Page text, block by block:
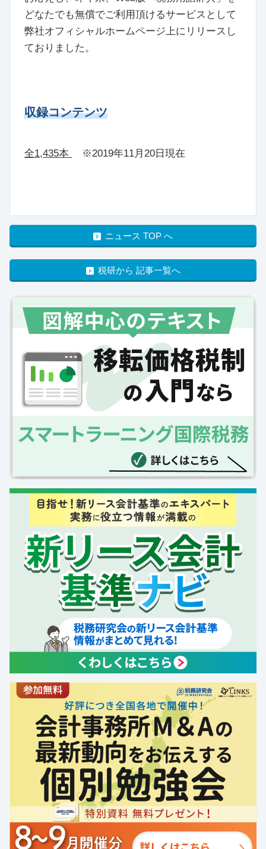
どなたでも無償でご利用頂けるサービスとして
弊社オフィシャルホームページ上にリリースし
ておりました。
収録コンテンツ
全1,435本 ※2019年11月20日現在
ニュース TOP へ
税研から 記事一覧へ